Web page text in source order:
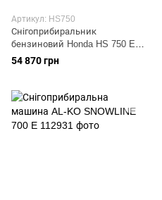
Артикул: HS750
Снігоприбиральник
бензиновий Honda HS 750 EA
(HS750)
54 870 грн